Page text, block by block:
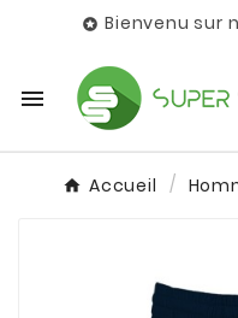
 Bienvenu sur

Accueil